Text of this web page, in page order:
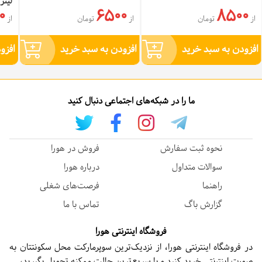
از8500 تومان
افزودن به سبد خرید
از6500 تومان
افزودن به سبد خرید
از
ما را در شبکه‌های اجتماعی دنبال کنید
نحوه ثبت سفارش
سوالات متداول
راهنما
گزارش باگ
فروش در هورا
درباره هورا
فرصت‌های شغلی
تماس با ما
فروشگاه اینترنتی هورا
در فروشگاه اینترنتی هورا، از نزدیک‌ترین سوپرمارکت محل سکونتتان به